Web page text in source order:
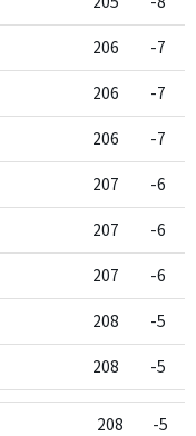
206 -7
206 -7
206 -7
207 -6
207 -6
207 -6
208 -5
208 -5
208 -5